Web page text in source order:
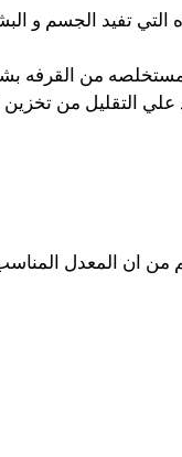
التي تفيد الجسم و
المستخلصه من القرفه
التقليل من تخزين
ان المعدل